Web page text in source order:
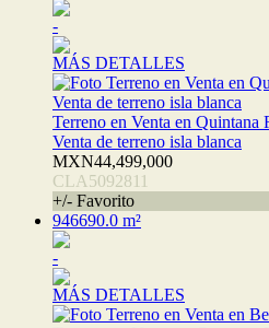
-
MÁS DETALLES
Terreno en Venta en Quintana
Venta de terreno isla blanca
MXN44,499,000
CLA5092811
+/- Favorito
946690.0 m²
-
MÁS DETALLES